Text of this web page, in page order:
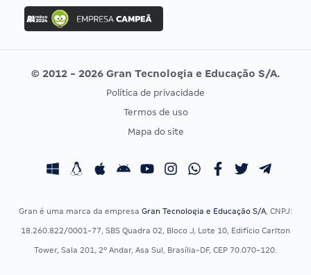
Concurso Ibama
Concurso MPU
Editais publicados
Vunesp
CONCURSOS POR PROFISSÃO
Concursos Fiscais
Concursos Saúde
EXAME DE ORDEM
Calendário OAB
© 2012 - 2026 Gran Tecnologia e Educação S/A.
Política de privacidade
Termos de uso
Mapa do site
Gran é uma marca da empresa Gran Tecnologia e Educação S/A, CNPJ:
18.260.822/0001-77, SBS Quadra 02, Bloco J, Lote 10, Edifício Carlton
Tower, Sala 201, 2º Andar, Asa Sul, Brasília-DF, CEP 70.070-120.